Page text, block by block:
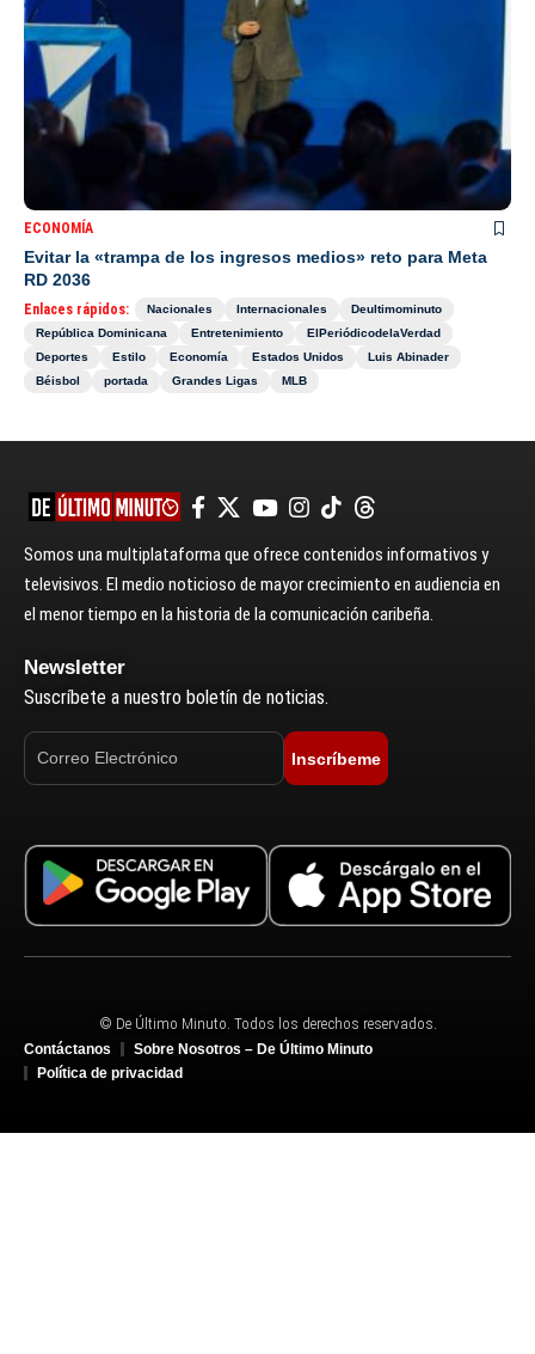
ECONOMÍA
Evitar la «trampa de los ingresos medios» reto para Meta
RD 2036
Enlaces rápidos: Nacionales Internacionales
Deultimominuto
República Dominicana
Entretenimiento
ElPeriódicodelaVerdad
Deportes
Estilo Economía Estados Unidos
Luis Abinader
Béisbol
portada Grandes Ligas MLB
Somos una multiplataforma que ofrece contenidos informativos y
televisivos. El medio noticioso de mayor crecimiento en audiencia en
el menor tiempo en la historia de la comunicación caribeña.
Newsletter
Suscríbete a nuestro boletín de noticias.
Inscríbeme
© De Último Minuto. Todos los derechos reservados.
Contáctanos
Sobre Nosotros – De Último Minuto
Política de privacidad